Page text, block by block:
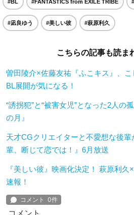
#BL #FANTASTICS from EXILE TRIBE
#凪良ゆう #美しい彼 #萩原利久
こちらの記事も読ま
曽田陵介×佐藤友祐『ふこキス』、
BL展開が気になる！
“誘拐犯”と“被害女児”となった2人の
の月』
天才CGクリエイターと不愛想な後
輩、断じて恋では！』6月放送
『美しい彼』映画化決定！ 萩原利久
速報！